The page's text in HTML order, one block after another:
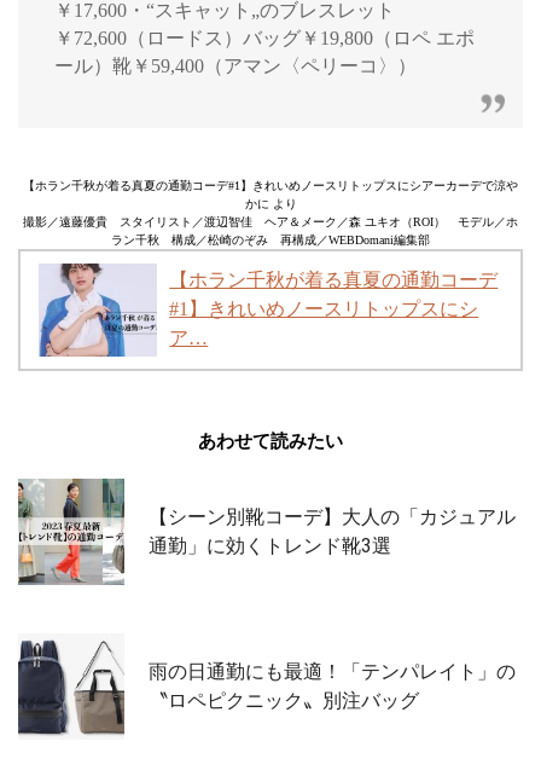
￥17,600・“スキャット„のブレスレット
￥72,600（ロードス）バッグ￥19,800（ロペ エポ
ール）靴￥59,400（アマン〈ペリーコ〉）
【ホラン千秋が着る真夏の通勤コーデ#1】きれいめノースリトップスにシアーカーデで涼や
かに より
撮影／遠藤優貴 スタイリスト／渡辺智佳 ヘア＆メーク／森 ユキオ（ROI） モデル／ホ
ラン千秋 構成／松崎のぞみ 再構成／WEBDomani編集部
【ホラン千秋が着る真夏の通勤コーデ
#1】きれいめノースリトップスにシ
ア…
あわせて読みたい
【シーン別靴コーデ】大人の「カジュアル
通勤」に効くトレンド靴3選
雨の日通勤にも最適！「テンパレイト」の
〝ロペピクニック〟別注バッグ